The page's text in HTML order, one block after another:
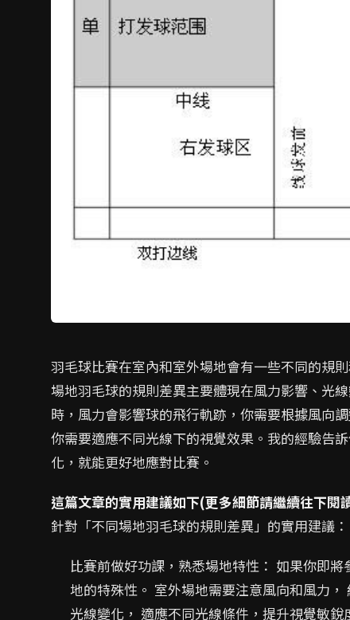
羽毛球比賽在室內和室外場地會有一些不同的規
場地羽毛球的規則差異主要體現在風力影響、光
時，風力會影響球的飛行軌跡，你需要根據風向
你需要適應不同光線下的視覺效果。我的經驗告
化，就能更好地應對比賽。
這篇文章的實用建議如下(更多細節請繼續往下閱
針對「不同場地羽毛球的規則差異」的實用建議：
比賽前做好功課，熟悉場地特性： 如果你即
地的特殊性。 室外場地需要注意風向和風力
光線變化， 適應不同光線條件，提升視覺敏